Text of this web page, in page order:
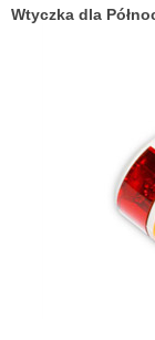
Wtyczka dla